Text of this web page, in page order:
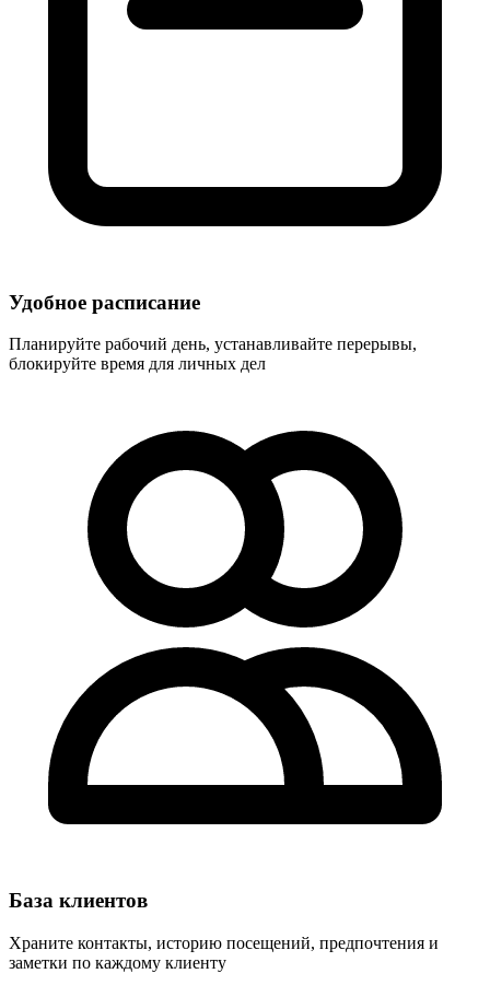
Удобное расписание
Планируйте рабочий день, устанавливайте перерывы,
блокируйте время для личных дел
База клиентов
Храните контакты, историю посещений, предпочтения и
заметки по каждому клиенту